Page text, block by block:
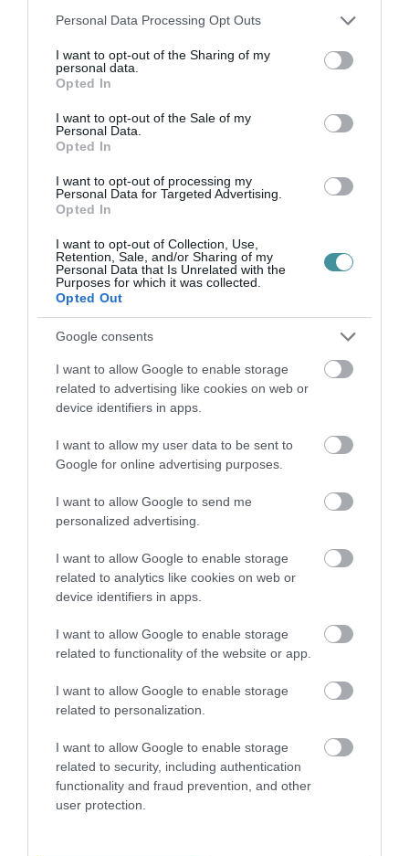
Please note that this website/app uses one or more Google
not limited to your visit or usage behaviour. You may click to
grant or deny consent to Google and its third-party tags to
use your data for below specified purposes in below Google
consent section.
Personal Data Processing Opt Outs
I want to opt-out of the Sharing of my
personal data.
Opted In
I want to opt-out of the Sale of my
Personal Data.
Opted In
I want to opt-out of processing my
Personal Data for Targeted Advertising.
Opted In
I want to opt-out of Collection, Use,
Retention, Sale, and/or Sharing of my
Personal Data that Is Unrelated with the
Purposes for which it was collected.
Opted Out
Google consents
I want to allow Google to enable storage
related to advertising like cookies on web or
device identifiers in apps.
I want to allow my user data to be sent to
Google for online advertising purposes.
I want to allow Google to send me
personalized advertising.
I want to allow Google to enable storage
related to analytics like cookies on web or
device identifiers in apps.
I want to allow Google to enable storage
related to functionality of the website or app.
I want to allow Google to enable storage
related to personalization.
I want to allow Google to enable storage
related to security, including authentication
functionality and fraud prevention, and other
user protection.
02.01., szombat
17:00 A fiú és az aranyköpeny
19:30 Orosz frontkatonák között
02.02., vasárnap
17:00 Sellőlányok viharban
19:00 Menetelés a sötétségbe
Filmekről bővebben és jegyvásárlás az
uraniamozi.huoldalon.
Ne maradjon le a legfrissebb hírekről, kövessen
bennünket az EGRI ÜGYEK Google Hírek oldalán!
VISSZA A FŐOLDALRA
Legfrissebb híreink
AZ ENDODONCIÁBAN
NÉLKÜLÖZHETETLEN ESZKÖZÖK